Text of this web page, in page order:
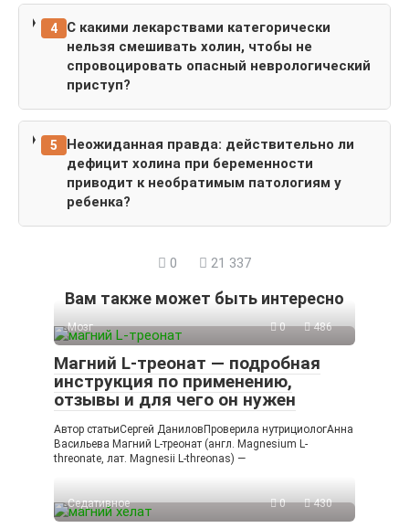
4
С какими лекарствами категорически
нельзя смешивать холин, чтобы не
спровоцировать опасный неврологический
приступ?
5
Неожиданная правда: действительно ли
дефицит холина при беременности
приводит к необратимым патологиям у
ребенка?
0 21 337
Вам также может быть интересно
Мозг 0 486
Магний L-треонат — подробная
инструкция по применению,
отзывы и для чего он нужен
Автор статьиСергей ДаниловПроверила нутрициологАнна
Васильева Магний L-треонат (англ. Magnesium L-
threonate, лат. Magnesii L-threonas) —
Седативное 0 430